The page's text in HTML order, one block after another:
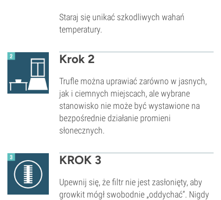
Staraj się unikać szkodliwych wahań
temperatury.
Krok 2
Trufle można uprawiać zarówno w jasnych,
jak i ciemnych miejscach, ale wybrane
stanowisko nie może być wystawione na
bezpośrednie działanie promieni
słonecznych.
KROK 3
Upewnij się, że filtr nie jest zasłonięty, aby
growkit mógł swobodnie „oddychać”. Nigdy